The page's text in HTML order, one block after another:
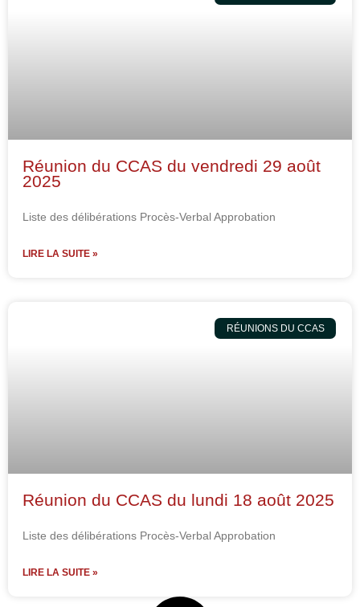
Réunion du CCAS du vendredi 29 août
2025
Liste des délibérations Procès-Verbal Approbation
LIRE LA SUITE »
RÉUNIONS DU CCAS
Réunion du CCAS du lundi 18 août 2025
Liste des délibérations Procès-Verbal Approbation
LIRE LA SUITE »